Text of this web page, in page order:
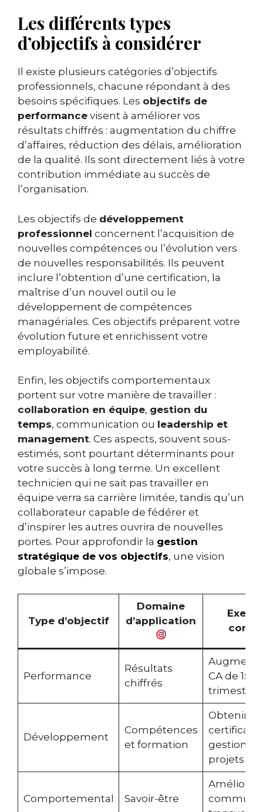
Les différents types
d’objectifs à considérer
Il existe plusieurs catégories d’objectifs
professionnels, chacune répondant à des
besoins spécifiques. Les objectifs de
performance visent à améliorer vos
résultats chiffrés : augmentation du chiffre
d’affaires, réduction des délais, amélioration
de la qualité. Ils sont directement liés à votre
contribution immédiate au succès de
l’organisation.
Les objectifs de développement
professionnel concernent l’acquisition de
nouvelles compétences ou l’évolution vers
de nouvelles responsabilités. Ils peuvent
inclure l’obtention d’une certification, la
maîtrise d’un nouvel outil ou le
développement de compétences
managériales. Ces objectifs préparent votre
évolution future et enrichissent votre
employabilité.
Enfin, les objectifs comportementaux
portent sur votre manière de travailler :
collaboration en équipe, gestion du
temps, communication ou leadership et
management. Ces aspects, souvent sous-
estimés, sont pourtant déterminants pour
votre succès à long terme. Un excellent
technicien qui ne sait pas travailler en
équipe verra sa carrière limitée, tandis qu’un
collaborateur capable de fédérer et
d’inspirer les autres ouvrira de nouvelles
portes. Pour approfondir la gestion
stratégique de vos objectifs, une vision
globale s’impose.
Type d’objectif
Domaine
d’application
Performance
Résultats
chiffrés
CA de
trimestre
Développement
Compétences
et formation
Obtenir
gestion de
projets
Comportemental Savoir-être
Améliorer